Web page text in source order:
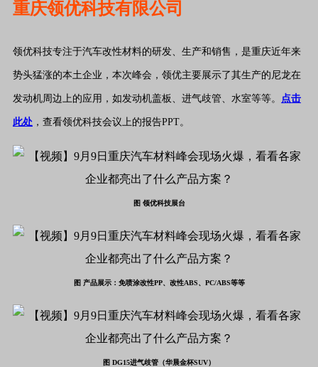
重庆领优科技有限公司
领优科技专注于汽车改性材料的研发、生产和销售，是重庆近年来
势头猛涨的本土企业，本次峰会，领优主要展示了其生产的尼龙在
发动机周边上的应用，如发动机盖板、进气歧管、水室等等。 点击
此处 ，查看领优科技会议上的报告PPT。
图 领优科技展台
图 产品展示：免喷涂改性PP、改性ABS、PC/ABS等等
图 DG15进气歧管（华晨金杯SUV）